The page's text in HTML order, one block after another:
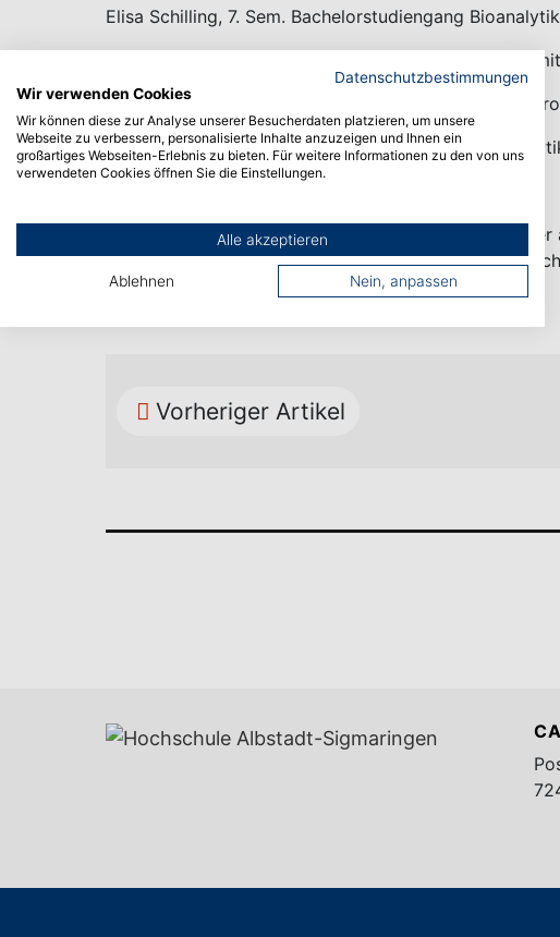
Elisa Schilling, 7. Sem. Bachelorstudiengang Bioanalytik
Lisa Schreiber, 5. Sem. Bachelorstudiengang
Elisa Uhlig, 2. Sem. Masterstudiengang Facility and
Lisa Wildmann, 7. Sem. Bachelorstudiengang
Details zur Vergabe der insgesamt 42 Stipendien
von den Stipendiaten können Sie im zentralen
Vorheriger Artikel
Datenschutzbestimmungen
Wir verwenden Cookies
Wir können diese zur Analyse unserer Besucherdaten platzieren, um unsere
Webseite zu verbessern, personalisierte Inhalte anzuzeigen und Ihnen ein
großartiges Webseiten-Erlebnis zu bieten. Für weitere Informationen zu den von uns
verwendeten Cookies öffnen Sie die Einstellungen.
Alle akzeptieren
Ablehnen Nein, anpassen